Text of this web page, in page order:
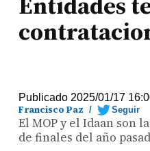
Publicado 2025/01/17
Francisco Paz / Seguir
El MOP y el Idaan son
de finales del año